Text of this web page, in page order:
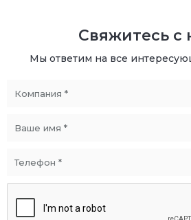
Свяжитесь с
Мы ответим на все